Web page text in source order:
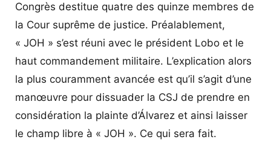
Congrès destitue quatre des quinze membres de
la Cour suprême de justice. Préalablement,
« JOH » s’est réuni avec le président Lobo et le
haut commandement militaire. L’explication alors
la plus couramment avancée est qu’il s’agit d’une
manœuvre pour dissuader la CSJ de prendre en
considération la plainte d’Álvarez et ainsi laisser
le champ libre à « JOH ». Ce qui sera fait.